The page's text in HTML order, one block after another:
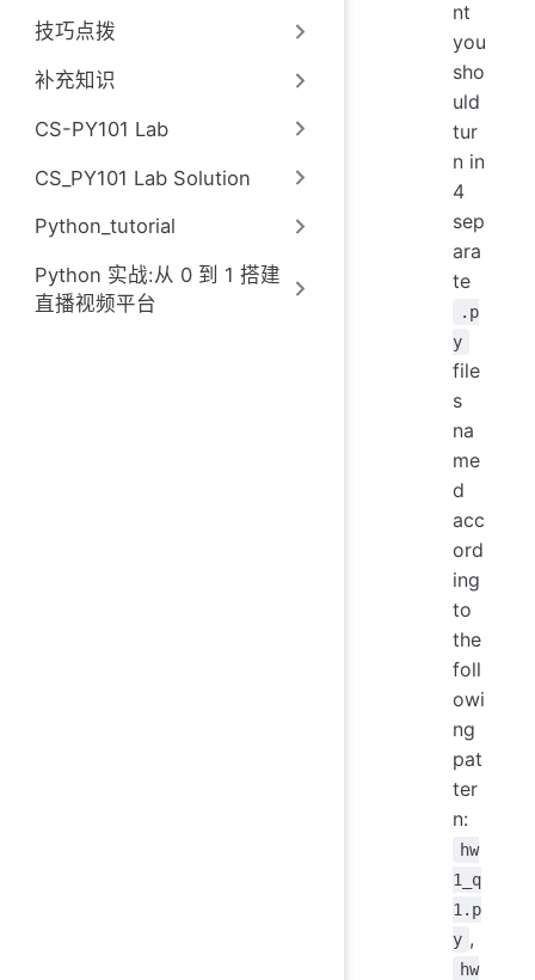
技巧点拨
补充知识
CS-PY101 Lab
CS_PY101 Lab Solution
Python_tutorial
Python 实战:从 0 到 1 搭建
直播视频平台
nt
you
sho
uld
tur
n in
4
sep
ara
te
.p
y
file
s
na
me
d
acc
ord
ing
to
the
foll
owi
ng
pat
ter
n:
hw
1_q
1.p
y ,
hw